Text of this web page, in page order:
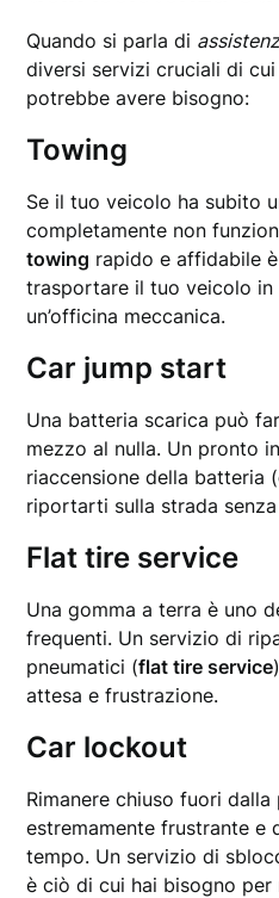
Quando si parla di
diversi servizi cruciali di
potrebbe avere bisogno:
Towing
Se il tuo veicolo ha subito
completamente non
towing rapido e affidabile
trasportare il tuo veicolo in
un’officina meccanica.
Car jump start
Una batteria scarica può
mezzo al nulla. Un pronto
riaccensione della batteria (
riportarti sulla strada
Flat tire service
Una gomma a terra è uno
frequenti. Un servizio di
pneumatici (flat tire service
attesa e frustrazione.
Car lockout
Rimanere chiuso fuori
estremamente frustrante e
tempo. Un servizio di
è ciò di cui hai bisogno